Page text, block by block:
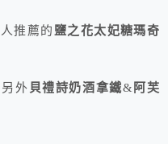
推薦的鹽之花太妃糖瑪奇
外 貝禮詩奶酒拿鐵&阿芙